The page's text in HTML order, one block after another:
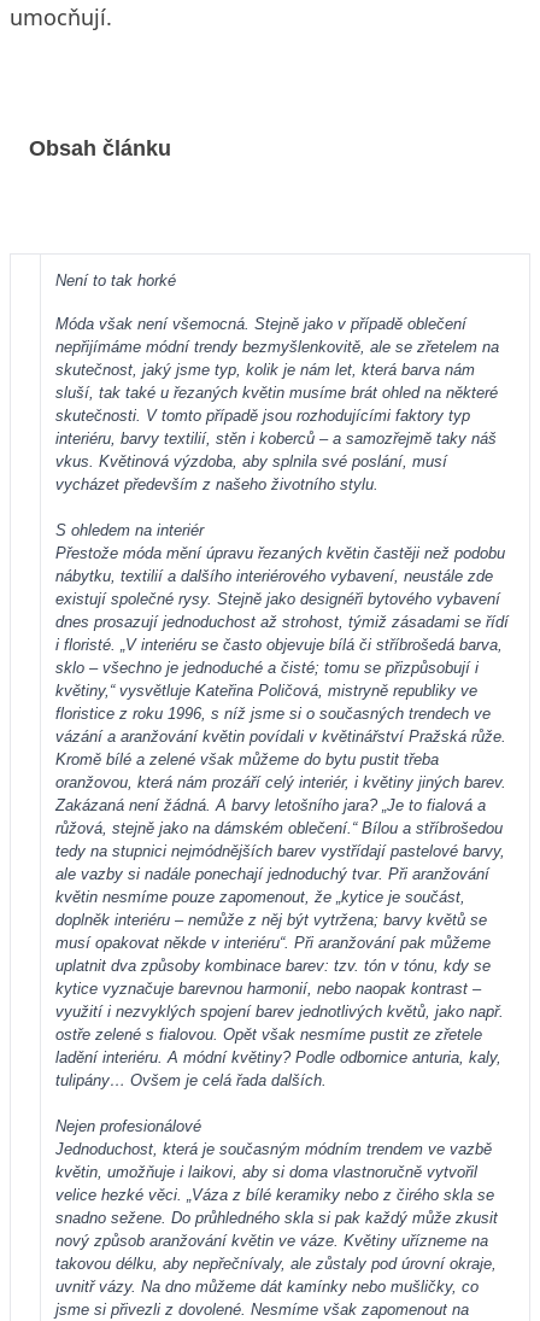
umocňují.
Obsah článku
Není to tak horké
Móda však není všemocná. Stejně jako v případě oblečení
nepřijímáme módní trendy bezmyšlenkovitě, ale se zřetelem na
skutečnost, jaký jsme typ, kolik je nám let, která barva nám
sluší, tak také u řezaných květin musíme brát ohled na některé
skutečnosti. V tomto případě jsou rozhodujícími faktory typ
interiéru, barvy textilií, stěn i koberců – a samozřejmě taky náš
vkus. Květinová výzdoba, aby splnila své poslání, musí
vycházet především z našeho životního stylu.
S ohledem na interiér
Přestože móda mění úpravu řezaných květin častěji než podobu
nábytku, textilií a dalšího interiérového vybavení, neustále zde
existují společné rysy. Stejně jako designéři bytového vybavení
dnes prosazují jednoduchost až strohost, týmiž zásadami se řídí
i floristé. „V interiéru se často objevuje bílá či stříbrošedá barva,
sklo – všechno je jednoduché a čisté; tomu se přizpůsobují i
květiny,“ vysvětluje Kateřina Poličová, mistryně republiky ve
floristice z roku 1996, s níž jsme si o současných trendech ve
vázání a aranžování květin povídali v květinářství Pražská růže.
Kromě bílé a zelené však můžeme do bytu pustit třeba
oranžovou, která nám prozáří celý interiér, i květiny jiných barev.
Zakázaná není žádná. A barvy letošního jara? „Je to fialová a
růžová, stejně jako na dámském oblečení.“ Bílou a stříbrošedou
tedy na stupnici nejmódnějších barev vystřídají pastelové barvy,
ale vazby si nadále ponechají jednoduchý tvar. Při aranžování
květin nesmíme pouze zapomenout, že „kytice je součást,
doplněk interiéru – nemůže z něj být vytržena; barvy květů se
musí opakovat někde v interiéru“. Při aranžování pak můžeme
uplatnit dva způsoby kombinace barev: tzv. tón v tónu, kdy se
kytice vyznačuje barevnou harmonií, nebo naopak kontrast –
využití i nezvyklých spojení barev jednotlivých květů, jako např.
ostře zelené s fialovou. Opět však nesmíme pustit ze zřetele
ladění interiéru. A módní květiny? Podle odbornice anturia, kaly,
tulipány… Ovšem je celá řada dalších.
Nejen profesionálové
Jednoduchost, která je současným módním trendem ve vazbě
květin, umožňuje i laikovi, aby si doma vlastnoručně vytvořil
velice hezké věci. „Váza z bílé keramiky nebo z čirého skla se
snadno sežene. Do průhledného skla si pak každý může zkusit
nový způsob aranžování květin ve váze. Květiny uřízneme na
takovou délku, aby nepřečnívaly, ale zůstaly pod úrovní okraje,
uvnitř vázy. Na dno můžeme dát kamínky nebo mušličky, co
jsme si přivezli z dovolené. Nesmíme však zapomenout na